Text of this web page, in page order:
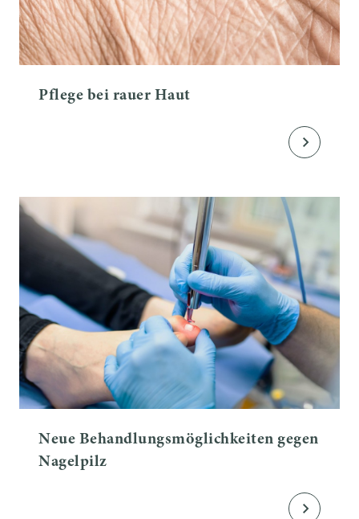
Pflege bei rauer Haut
Neue Behandlungsmöglichkeiten gegen
Nagelpilz